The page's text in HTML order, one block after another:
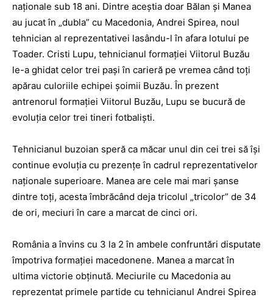
naționale sub 18 ani. Dintre aceștia doar Bălan și Manea
au jucat în „dubla” cu Macedonia, Andrei Spirea, noul
tehnician al reprezentativei lasându-l în afara lotului pe
Toader. Cristi Lupu, tehnicianul formației Viitorul Buzău
le-a ghidat celor trei pași în carieră pe vremea când toți
apărau culoriile echipei șoimii Buzău. În prezent
antrenorul formației Viitorul Buzău, Lupu se bucură de
evoluția celor trei tineri fotbaliști.
Tehnicianul buzoian speră ca măcar unul din cei trei să își
continue evoluția cu prezențe în cadrul reprezentativelor
naționale superioare. Manea are cele mai mari șanse
dintre toți, acesta îmbrăcând deja tricolul „tricolor” de 34
de ori, meciuri în care a marcat de cinci ori.
România a învins cu 3 la 2 în ambele confruntări disputate
împotriva formației macedonene. Manea a marcat în
ultima victorie obținută. Meciurile cu Macedonia au
reprezentat primele partide cu tehnicianul Andrei Spirea